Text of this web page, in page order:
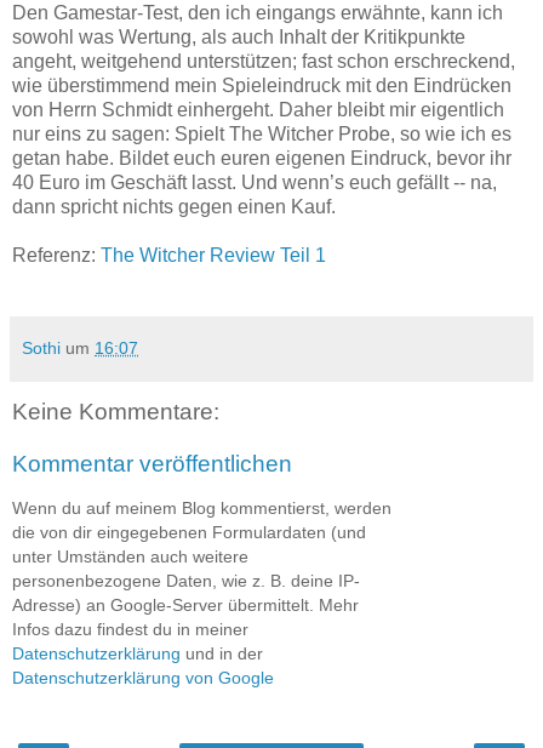
Den Gamestar-Test, den ich eingangs erwähnte, kann ich
sowohl was Wertung, als auch Inhalt der Kritikpunkte
angeht, weitgehend unterstützen; fast schon erschreckend,
wie überstimmend mein Spieleindruck mit den Eindrücken
von Herrn Schmidt einhergeht. Daher bleibt mir eigentlich
nur eins zu sagen: Spielt The Witcher Probe, so wie ich es
getan habe. Bildet euch euren eigenen Eindruck, bevor ihr
40 Euro im Geschäft lasst. Und wenn’s euch gefällt -- na,
dann spricht nichts gegen einen Kauf.
Referenz: The Witcher Review Teil 1
Sothi um 16:07
Keine Kommentare:
Kommentar veröffentlichen
Wenn du auf meinem Blog kommentierst, werden
die von dir eingegebenen Formulardaten (und
unter Umständen auch weitere
personenbezogene Daten, wie z. B. deine IP-
Adresse) an Google-Server übermittelt. Mehr
Infos dazu findest du in meiner
Datenschutzerklärung und in der
Datenschutzerklärung von Google